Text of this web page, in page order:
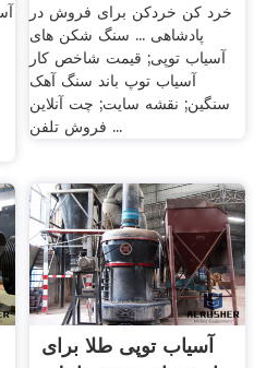
خرد کن خردکن برای فروش در
پادشاهی ... سنگ شکن های
آسیاب توپی; قیمت شاخص کار
آسیاب توپ باند سنگ آهک
سنگین; نقشه سایت; چت آنلاین
فروش تلفن ...
آسیاب توپی طلا برای